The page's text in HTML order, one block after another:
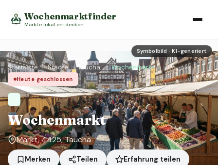
Wochenmarktfinder
Märkte lokal entdecken
Symbolbild · KI-generiert
Startseite › Städte › Taucha › Wochenmarkt
Heute geschlossen
Wochenmarkt
Markt, 4425, Taucha
Merken Teilen Erfahrung teilen